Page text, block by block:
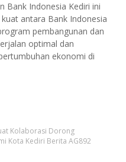
Bank Indonesia Kediri ini
antara Bank Indonesia
pembangunan dan
optimal dan
ekonomi di
Kolaborasi Dorong
Kota Kediri Berita AG892